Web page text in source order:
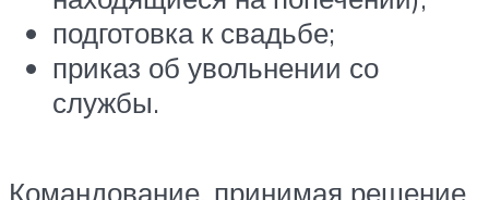
подготовка к свадьбе;
приказ об увольнении со
службы.
Командование, принимая решение